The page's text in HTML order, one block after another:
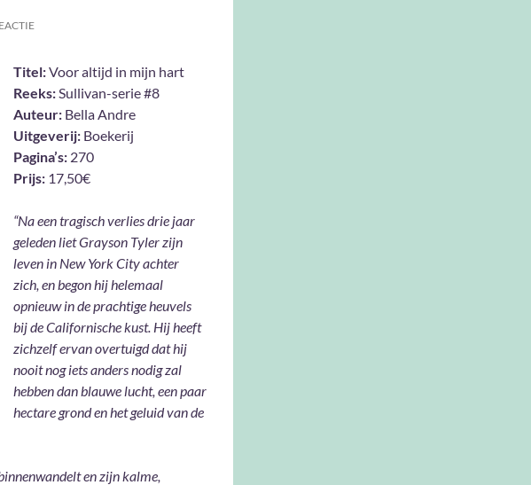
Titel:Voor altijd in mijn hart
Reeks:Sullivan-serie #8
Auteur: Bella Andre
Uitgeverij: Boekerij
Pagina’s: 270
Prijs: 17,50€
“Na een tragisch verlies drie jaar
geleden liet Grayson Tyler zijn
leven in New York City achter
zich, en begon hij helemaal
opnieuw in de prachtige heuvels
bij de Californische kust. Hij heeft
zichzelf ervan overtuigd dat hij
nooit nog iets anders nodig zal
hebben dan blauwe lucht, een paar
hectare grond en het geluid van de
en zijn kalme,